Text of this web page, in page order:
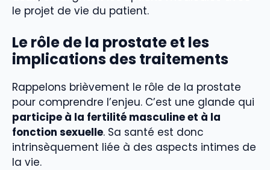
le projet de vie du patient.
Le rôle de la prostate et les
implications des traitements
Rappelons brièvement le rôle de la prostate
pour comprendre l’enjeu. C’est une glande qui
participe à la fertilité masculine et à la
fonction sexuelle. Sa santé est donc
intrinsèquement liée à des aspects intimes de
la vie.